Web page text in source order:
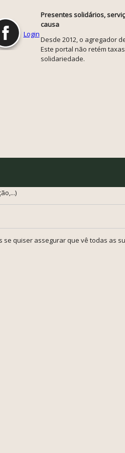
Login
Presentes solidários,
causa
Desde 2012, o agregador
Este portal não retém
solidariedade.
quiser assegurar que vê todas as